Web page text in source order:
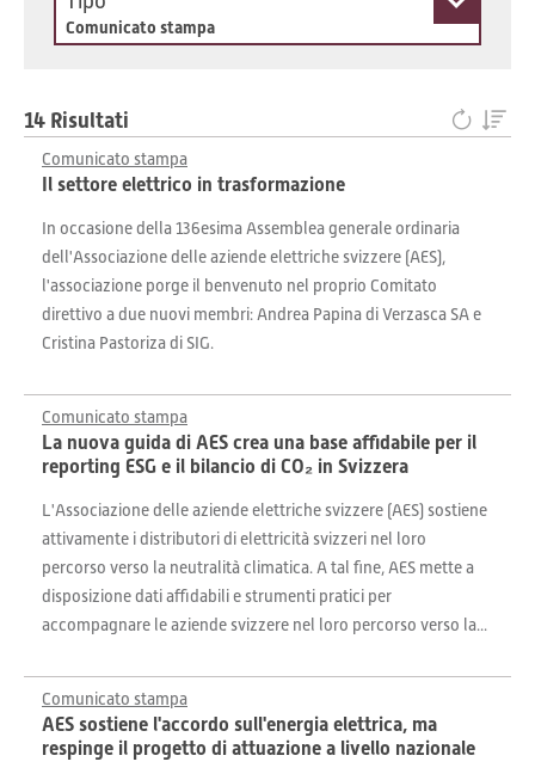
Comunicato stampa
14 Risultati
Comunicato stampa
Il settore elettrico in trasformazione
In occasione della 136esima Assemblea generale ordinaria
dell'Associazione delle aziende elettriche svizzere (AES),
l'associazione porge il benvenuto nel proprio Comitato
direttivo a due nuovi membri: Andrea Papina di Verzasca SA e
Cristina Pastoriza di SIG.
Comunicato stampa
La nuova guida di AES crea una base affidabile per il
reporting ESG e il bilancio di CO₂ in Svizzera
L'Associazione delle aziende elettriche svizzere (AES) sostiene
attivamente i distributori di elettricità svizzeri nel loro
percorso verso la neutralità climatica. A tal fine, AES mette a
disposizione dati affidabili e strumenti pratici per
accompagnare le aziende svizzere nel loro percorso verso la...
Comunicato stampa
AES sostiene l'accordo sull'energia elettrica, ma
respinge il progetto di attuazione a livello nazionale